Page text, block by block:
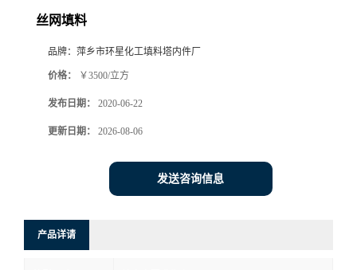
丝网填料
品牌： 萍乡市环星化工填料塔内件厂
价格： ￥3500/立方
发布日期： 2020-06-22
更新日期： 2026-08-06
发送咨询信息
产品详请